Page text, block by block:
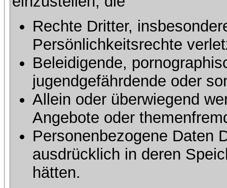
Rechte Dritter,
Persönlichkeitsrechte
Beleidigende,
jugendgefährdende oder
Allein oder überwiegend
Angebote oder
Personenbezogene Daten
ausdrücklich in deren
hätten.